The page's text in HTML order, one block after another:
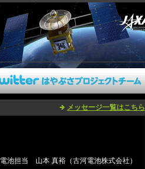
メッセージ一覧はこちら
電池担当 山本 真裕（古河電池株式会社）